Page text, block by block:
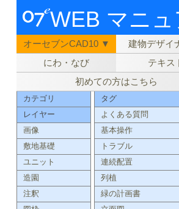
WEB マニ
オーセブンCAD10 ▼ 建物デザイ
にわ・なび
テキス
初めての方はこちら
カテゴリ
レイヤー
画像
敷地基礎
ユニット
造園
注釈
タグ
よくある質問
基本操作
トラブル
連続配置
列植
緑の計画書